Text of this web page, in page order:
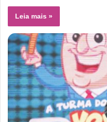
Leia mais »